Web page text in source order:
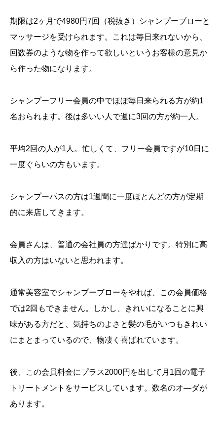
期限は2ヶ月で4980円7回（税抜き）シャンプーブローと
マッサージを受けられます。これは毎日来れないから、
回数券のような物を作って欲しいというお客様の意見か
ら作った物になります。
シャンプーフリー会員の中でほぼ毎日来られる方が約1
名おられます。後は多いい人で週に3回の方が約一人。
平均2回の人が1人。忙しくて、フリー会員ですが10日に
一度ぐらいの方もいます。
シャンプーパスの方は1週間に一度ほとんどの方が定期
的に来店してきます。
会員さんは、普通の会社員の方達ばかりです。特別に高
収入の方はいないと思われます。
通常美容室でシャンプーブローをやれば、この会員価格
では2回もできません。しかし、きれいになることに興
味がある方だと、気持ちのよさと髪の毛がいつもきれい
にまとまっているので、物凄く喜ばれています。
後、この会員料金にプラス2000円を出して月1回の電子
トリートメントをサービスしています。数名のオ―ダが
あります。